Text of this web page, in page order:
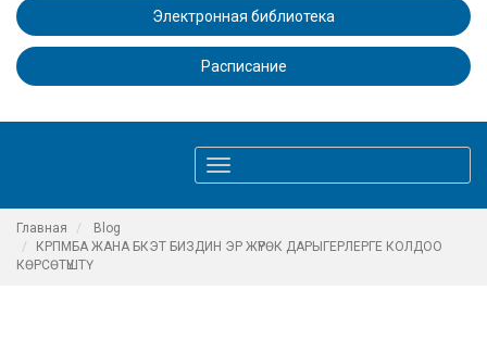
Электронная библиотека
Расписание
navigation
Главная
Blog
КРПМБА ЖАНА БКЭТ БИЗДИН ЭР ЖҮРӨК ДАРЫГЕРЛЕРГЕ КОЛДОО
КӨРСӨТҮШТҮ